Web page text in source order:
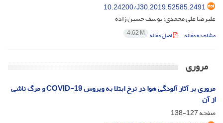
10.24200/J30.2019.52585.2491
علیرضا علی محمدی؛ یوسف حسین زاده
مشاهده مقاله اصل مقاله 4.62 M
مروری
مروری بر آثار آلودگی هوا در نرخ ابتلا به ویروس COVID-19 و مرگ ناشی
از آن
صفحه127-138